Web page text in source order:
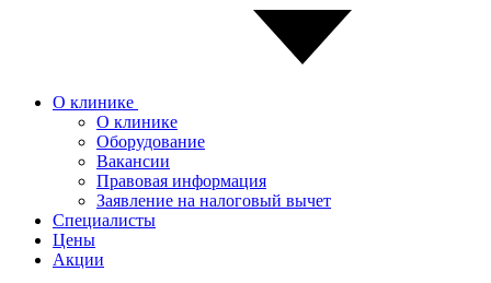
О клинике
О клинике
Оборудование
Вакансии
Правовая информация
Заявление на налоговый вычет
Специалисты
Цены
Акции